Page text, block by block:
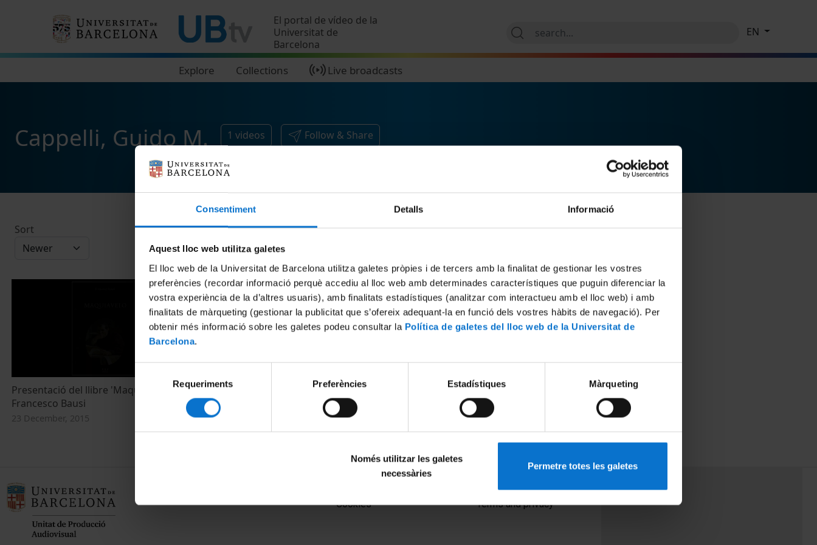
Consentiment Detalls Informació
Aquest lloc web utilitza galetes
El lloc web de la Universitat de Barcelona utilitza galetes pròpies i de tercers amb la finalitat de gestionar les vostres
preferències (recordar informació perquè accediu al lloc web amb determinades característiques que puguin diferenciar la
vostra experiència de la d’altres usuaris), amb finalitats estadístiques (analitzar com interactueu amb el lloc web) i amb
finalitats de màrqueting (gestionar la publicitat que s’ofereix adequant-la en funció dels vostres hàbits de navegació). Per
obtenir més informació sobre les galetes podeu consultar la Política de galetes del lloc web de la Universitat de
Barcelona.
consentiment
Requeriments Preferències Estadístiques Màrqueting
Només utilitzar les galetes
necessàries
Permetre totes les galetes
El portal de vídeo de la
Universitat de
Barcelona
Explore Collections Live broadcasts
EN
Cappelli, Guido M. 1 videos Follow & Share
Sort
Presentació del llibre 'Maquiavelo', de
Francesco Bausi
23 December, 2015
Cookies
Terms and privacy